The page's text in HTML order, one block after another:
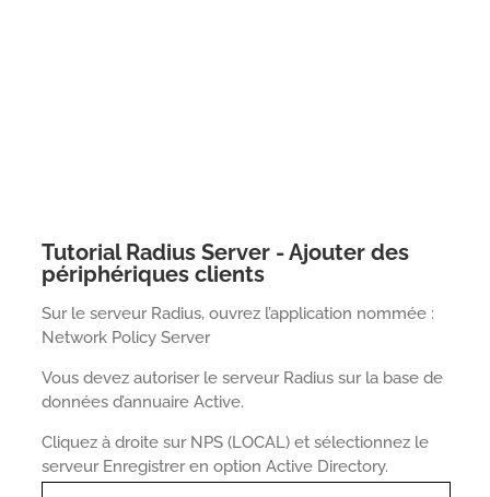
Tutorial Radius Server - Ajouter des
périphériques clients
Sur le serveur Radius, ouvrez l’application nommée :
Network Policy Server
Vous devez autoriser le serveur Radius sur la base de
données d’annuaire Active.
Cliquez à droite sur NPS (LOCAL) et sélectionnez le
serveur Enregistrer en option Active Directory.